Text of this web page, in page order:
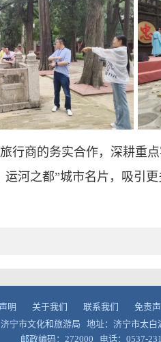
行商的务实合作，深耕重
河之都”城市名片，吸引
明 关于我们 联系我们 免责
宁市文化和旅游局 地址：济宁市太白
邮政编码：272000 电话：0537-